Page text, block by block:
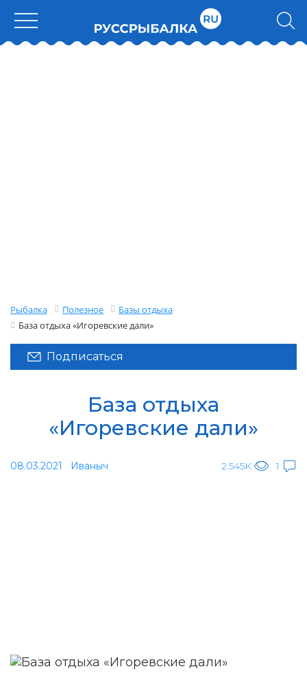
Рыбалка Полезное
Базы отдыха
База отдыха «Игоревские дали»
Подписаться
База отдыха
«Игоревские дали»
08.03.2021 Иваныч 2.545K 1